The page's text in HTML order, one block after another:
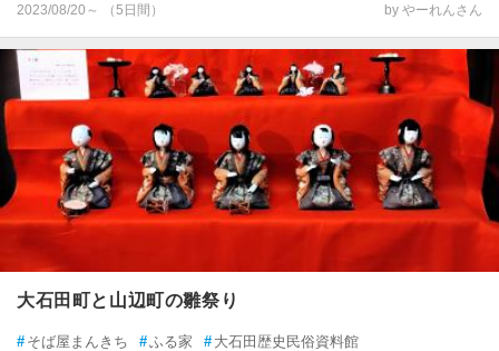
2023/08/20～ （5日間）
by やーれんさん
大石田町と山辺町の雛祭り
# そば屋まんきち #ふる家 # 大石田歴史民俗資料館